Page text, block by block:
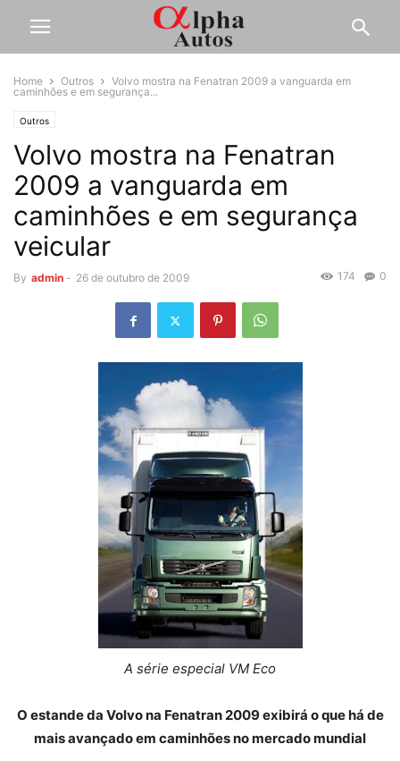
Home Outros
Volvo mostra na Fenatran 2009 a vanguarda em
caminhões e em segurança...
Outros
Volvo mostra na Fenatran
2009 a vanguarda em
caminhões e em segurança
veicular
By admin - 26 de outubro de 2009 0
174
A série especial VM Eco
O estande da Volvo na Fenatran 2009 exibirá o que há de
mais avançado em caminhões no mercado mundial